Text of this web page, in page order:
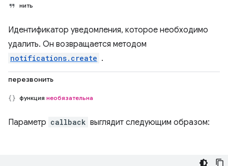
нить
Идентификатор уведомления, которое необходимо
удалить. Он возвращается методом
notifications.create .
перезвонить
функция необязательна
Параметр callback выглядит следующим образом: